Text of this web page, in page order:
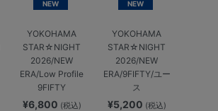
NEW
YOKOHAMA
STAR☆NIGHT
2026/NEW
ERA/Low Profile
9FIFTY
¥6,800 (税込)
NEW
YOKOHAMA
STAR☆NIGHT
2026/NEW
ERA/9FIFTY/ユー
ス
¥5,200 (税込)